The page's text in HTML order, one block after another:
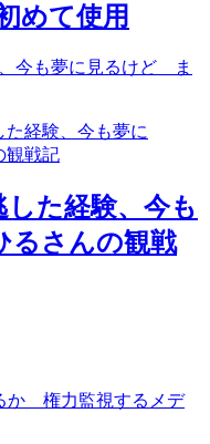
めて使用
今も夢に見るけど ま
た経験、今も
さんの観戦
か 権力監視するメデ